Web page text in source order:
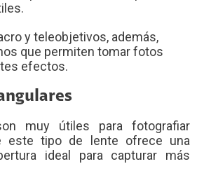
y teleobjetivos, además,
que permiten tomar fotos
efectos.
muy útiles para fotografiar
este tipo de lente ofrece una
ideal para capturar más